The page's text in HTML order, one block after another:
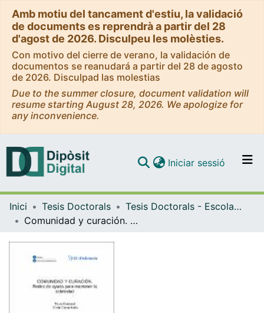
Amb motiu del tancament d'estiu, la validació
de documents es reprendrà a partir del 28
d'agost de 2026. Disculpeu les molèsties.
Con motivo del cierre de verano, la validación de
documentos se reanudará a partir del 28 de agosto
de 2026. Disculpad las molestias
Due to the summer closure, document validation will
resume starting August 28, 2026. We apologize for
any inconvenience.
Navega per tot el DD
Iniciar sessió (current)
Inici Tesis Doctorals
Tesis Doctorals - Escola Universitària d'Infermeria
Comunidad y curación. Redes de ayuda para mantener la sobriedad